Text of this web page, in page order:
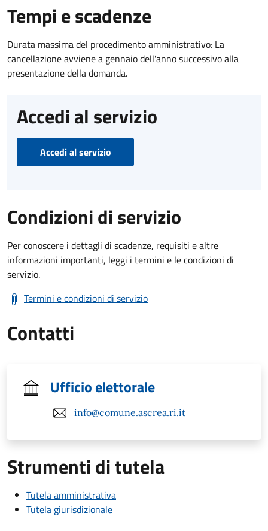
Tempi e scadenze
Durata massima del procedimento amministrativo: La
cancellazione avviene a gennaio dell'anno successivo alla
presentazione della domanda.
Accedi al servizio
Accedi al servizio
Condizioni di servizio
Per conoscere i dettagli di scadenze, requisiti e altre
informazioni importanti, leggi i termini e le condizioni di
servizio.
Termini e condizioni di servizio
Contatti
Ufficio elettorale
info@comune.ascrea.ri.it
Strumenti di tutela
Tutela amministrativa
Tutela giurisdizionale